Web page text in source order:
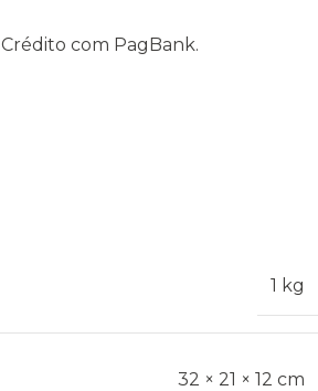
com PagBank.
1 kg
32 × 21 × 12 cm